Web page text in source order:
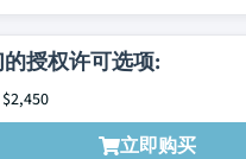
授权许可选项:
立即购买